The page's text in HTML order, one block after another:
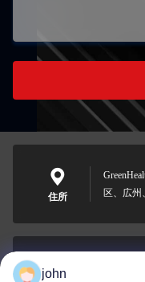
住所
区、広州
john